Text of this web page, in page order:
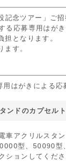
念ツアー」ご招
応募専用はが
となります。
す。
はがきによる応
ンドのカプセル
車アクリルスタン
型、50090型
ションしてくださ